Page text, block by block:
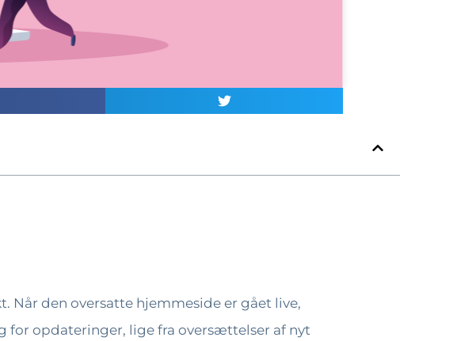
Når den oversatte hjemmeside er gået live,
for opdateringer, lige fra oversættelser af nyt